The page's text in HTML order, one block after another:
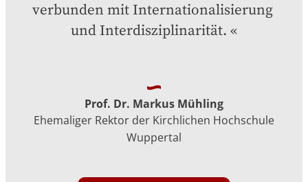
verbunden mit Internationalisierung
und Interdisziplinarität.
Prof. Dr. Markus Mühling
Ehemaliger Rektor der Kirchlichen Hochschule
Wuppertal